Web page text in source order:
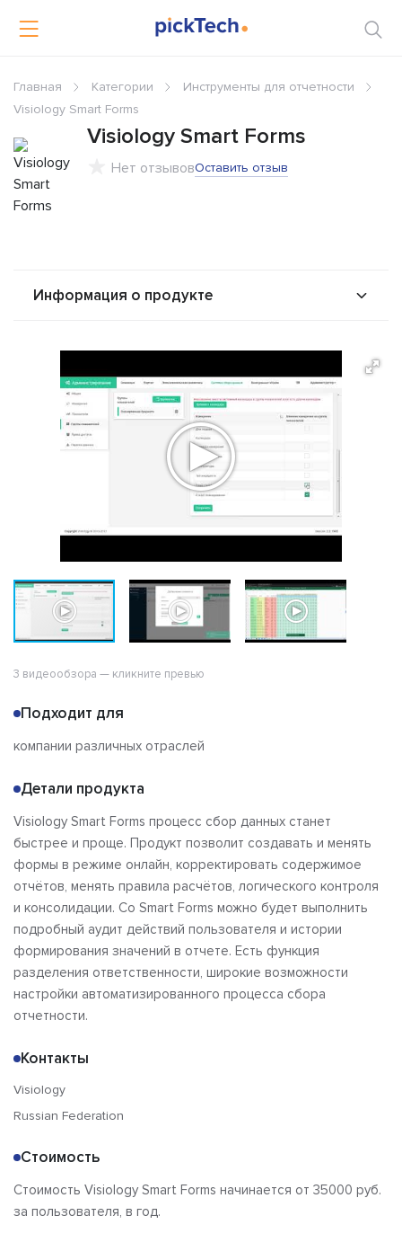
Главная Категории
Инструменты для отчетности
Visiology Smart Forms
Visiology Smart Forms
Нет отзывовОставить отзыв
Информация о продукте
Альтернативы
Сравнения
Отзывы
3 видеообзора — кликните превью
Подходит для
компании различных отраслей
Детали продукта
Visiology Smart Forms процесс сбор данных станет
быстрее и проще. Продукт позволит создавать и менять
формы в режиме онлайн, корректировать содержимое
отчётов, менять правила расчётов, логического контроля
и консолидации. Со Smart Forms можно будет выполнить
подробный аудит действий пользователя и истории
формирования значений в отчете. Есть функция
разделения ответственности, широкие возможности
настройки автоматизированного процесса сбора
отчетности.
Контакты
Visiology
Russian Federation
Стоимость
Стоимость Visiology Smart Forms начинается от 35000 руб.
за пользователя, в год.